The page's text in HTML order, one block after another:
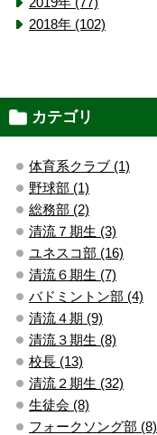
2018年 (102)
カテゴリ
体育系クラブ (1)
野球部 (1)
総務部 (2)
清流７期生 (3)
ユネスコ部 (16)
清流６期生 (7)
バドミントン部 (4)
清流４期 (9)
清流３期生 (8)
校長 (13)
清流２期生 (32)
生徒会 (8)
フォークソング部 (8)